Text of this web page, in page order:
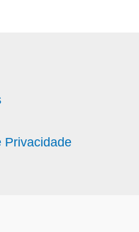
Privacidade